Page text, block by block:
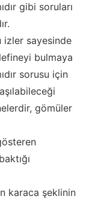
gibi soruları
izler sayesinde
bulmaya
sorusu için
gömüler
karaca şeklinin